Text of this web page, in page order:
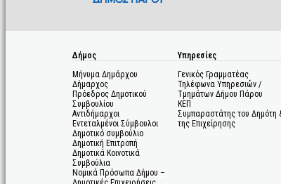
Δήμος
Μήνυμα Δημάρχου
Δήμαρχος
Πρόεδρος Δημοτικού
Συμβουλίου
Αντιδήμαρχοι
Εντεταλμένοι Σύμβουλοι
Δημοτικό συμβούλιο
Δημοτική Επιτροπή
Δημοτικά Κοινοτικά
Συμβούλια
Νομικά Πρόσωπα Δήμου –
Υπηρεσίες
Γενικός Γραμματέας
Τηλέφωνα Υπηρεσιών /
Τμημάτων Δήμου Πάρου
ΚΕΠ
Συμπαραστάτης του Δημότη
της Επιχείρησης